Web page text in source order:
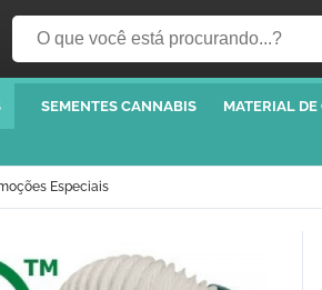
SEMENTES CANNABIS MATERIAL
Especiais